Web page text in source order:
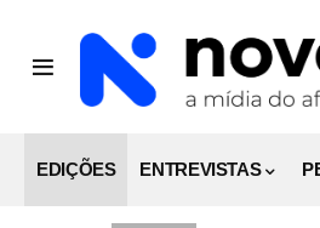
EDIÇÕES ENTREVISTAS